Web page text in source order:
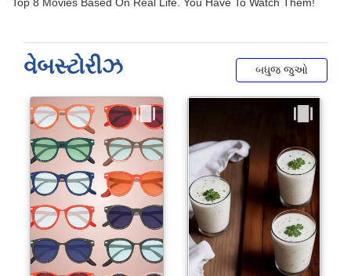
વેબસ્ટોરીઝ બધુજ જુઓ